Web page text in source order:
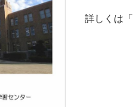
詳しくは「